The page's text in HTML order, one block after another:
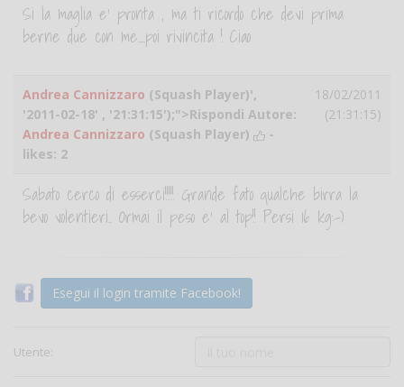
Si la maglia e' pronta , ma ti ricordo che devi prima
berne due con me....poi rivincita ! Ciao
Andrea Cannizzaro (Squash Player)',
'2011-02-18' , '21:31:15');">Rispondi Autore:
Andrea Cannizzaro (Squash Player)
-
likes: 2
18/02/2011
(21:31:15)
Sabato cerco di esserci!!!!! Grande fato qualche birra la
bevo volentieri.. Ormai il peso e' al top!! Persi 16 kg:-)
Esegui il login tramite Facebook!
Utente: